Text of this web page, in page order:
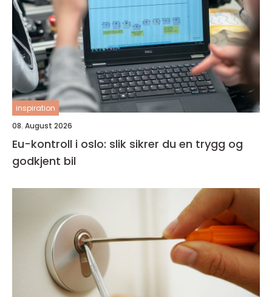
inspiration
08. August 2026
Eu-kontroll i oslo: slik sikrer du en trygg og
godkjent bil